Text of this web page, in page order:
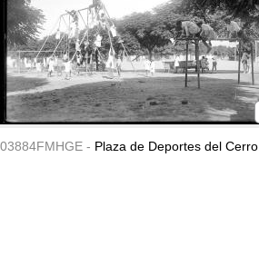
03884FMHGE - Plaza de Deportes del Cerro.